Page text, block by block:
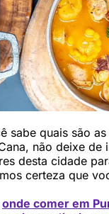
sabe quais são
não deixe de
desta cidade
certeza que
onde comer em